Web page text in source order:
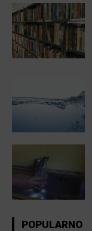
POPULARNO